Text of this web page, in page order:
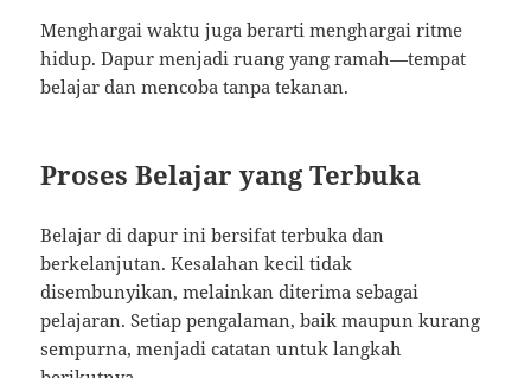
Menghargai waktu juga berarti menghargai ritme
hidup. Dapur menjadi ruang yang ramah—tempat
belajar dan mencoba tanpa tekanan.
Proses Belajar yang Terbuka
Belajar di dapur ini bersifat terbuka dan
berkelanjutan. Kesalahan kecil tidak
disembunyikan, melainkan diterima sebagai
pelajaran. Setiap pengalaman, baik maupun kurang
sempurna, menjadi catatan untuk langkah